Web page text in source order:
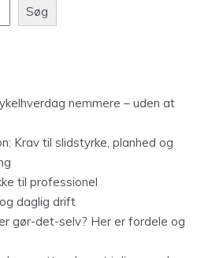
Søg
nemmere – uden at
Krav til slidstyrke, planhed og
til professionel
daglig drift
gør-det-selv? Her er fordele og